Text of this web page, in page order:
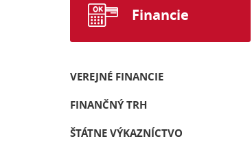
Financie
VEREJNÉ FINANCIE
FINANČNÝ TRH
ŠTÁTNE VÝKAZNÍCTVO